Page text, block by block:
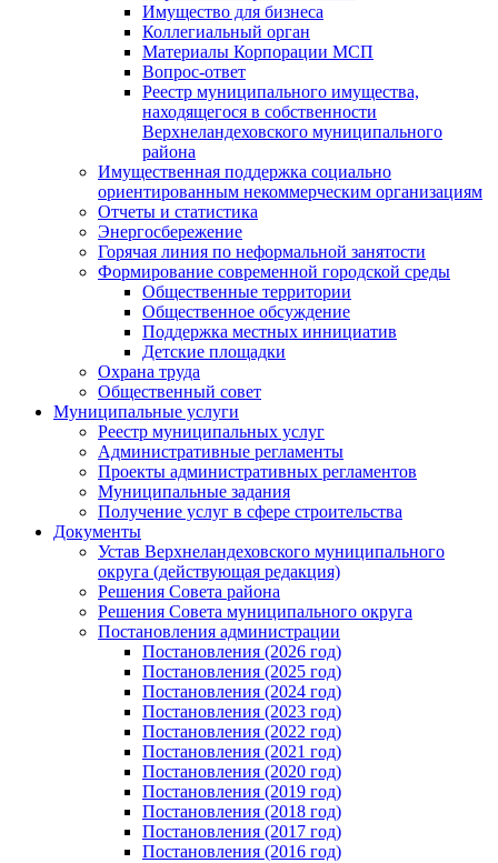
Имущество для бизнеса
Коллегиальный орган
Материалы Корпорации МСП
Вопрос-ответ
Реестр муниципального имущества,
находящегося в собственности
Верхнеландеховского муниципального
района
Имущественная поддержка социально
ориентированным некоммерческим организациям
Отчеты и статистика
Энергосбережение
Горячая линия по неформальной занятости
Формирование современной городской среды
Общественные территории
Общественное обсуждение
Поддержка местных иннициатив
Детские площадки
Охрана труда
Общественный совет
Муниципальные услуги
Реестр муниципальных услуг
Административные регламенты
Проекты административных регламентов
Муниципальные задания
Получение услуг в сфере строительства
Документы
Устав Верхнеландеховского муниципального
округа (действующая редакция)
Решения Совета района
Решения Совета муниципального округа
Постановления администрации
Постановления (2026 год)
Постановления (2025 год)
Постановления (2024 год)
Постановления (2023 год)
Постановления (2022 год)
Постановления (2021 год)
Постановления (2020 год)
Постановления (2019 год)
Постановления (2018 год)
Постановления (2017 год)
Постановления (2016 год)